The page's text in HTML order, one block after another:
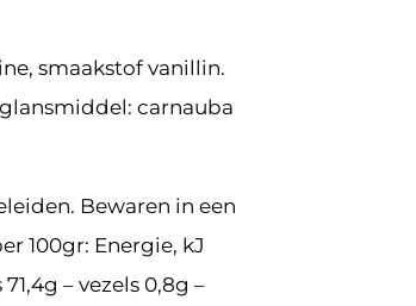
smaakstof vanillin.
carnauba
Bewaren in een
100gr: Energie, kJ
– vezels 0,8g –